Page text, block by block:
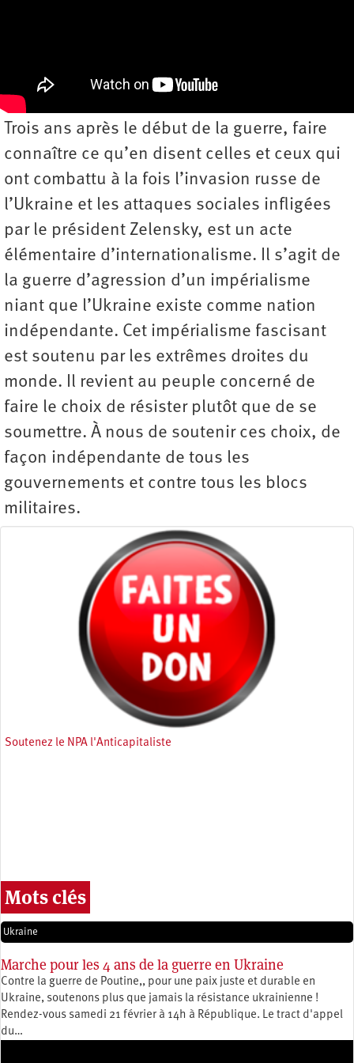
Trois ans après le début de la guerre, faire
connaître ce qu’en disent celles et ceux qui
ont combattu à la fois l’invasion russe de
l’Ukraine et les attaques sociales infligées
par le président Zelensky, est un acte
élémentaire d’internationalisme. Il s’agit de
la guerre d’agression d’un impérialisme
niant que l’Ukraine existe comme nation
indépendante. Cet impérialisme fascisant
est soutenu par les extrêmes droites du
monde. Il revient au peuple concerné de
faire le choix de résister plutôt que de se
soumettre. À nous de soutenir ces choix, de
façon indépendante de tous les
gouvernements et contre tous les blocs
militaires.
Soutenez le NPA l'Anticapitaliste
Mots clés
Ukraine
Marche pour les 4 ans de la guerre en Ukraine
Contre la guerre de Poutine,, pour une paix juste et durable en
Ukraine, soutenons plus que jamais la résistance ukrainienne !
Rendez-vous samedi 21 février à 14h à République. Le tract d'appel
du…